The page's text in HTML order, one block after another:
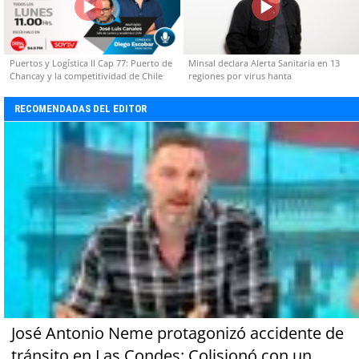
Puertos y Logística II Cap 77: Puerto de
Chancay y la competitividad de Chile
Minsal declara Alerta Sanitaria en 13
regiones por virus hanta
RECOMENDADAS DEL EDITOR
José Antonio Neme protagonizó accidente de